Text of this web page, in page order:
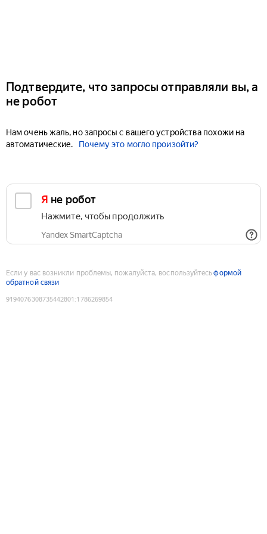
Подтвердите, что запросы отправляли вы, а
не робот
Нам очень жаль, но запросы с вашего устройства похожи на
автоматические.
Почему это могло произойти?
Я не робот
Нажмите, чтобы продолжить
Yandex SmartCaptcha
Если у вас возникли проблемы, пожалуйста, воспользуйтесьформой
обратной связи
9194076308735442801 :1786269854